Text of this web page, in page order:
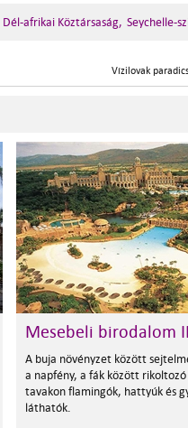
Dél-afrikai Köztársaság, Seychelle-
Vízilovak
Mesebeli birodalom
A buja növényzet között
a napfény, a fák között
tavakon flamingók, hattyúk és
láthatók.